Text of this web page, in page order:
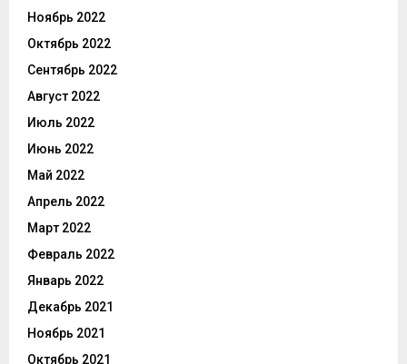
Ноябрь 2022
Октябрь 2022
Сентябрь 2022
Август 2022
Июль 2022
Июнь 2022
Май 2022
Апрель 2022
Март 2022
Февраль 2022
Январь 2022
Декабрь 2021
Ноябрь 2021
Октябрь 2021